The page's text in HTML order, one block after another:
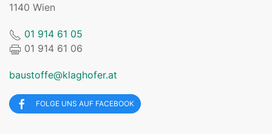
1140 Wien
01 914 61 05
01 914 61 06
baustoffe@klaghofer.at
FOLGE UNS AUF FACEBOOK